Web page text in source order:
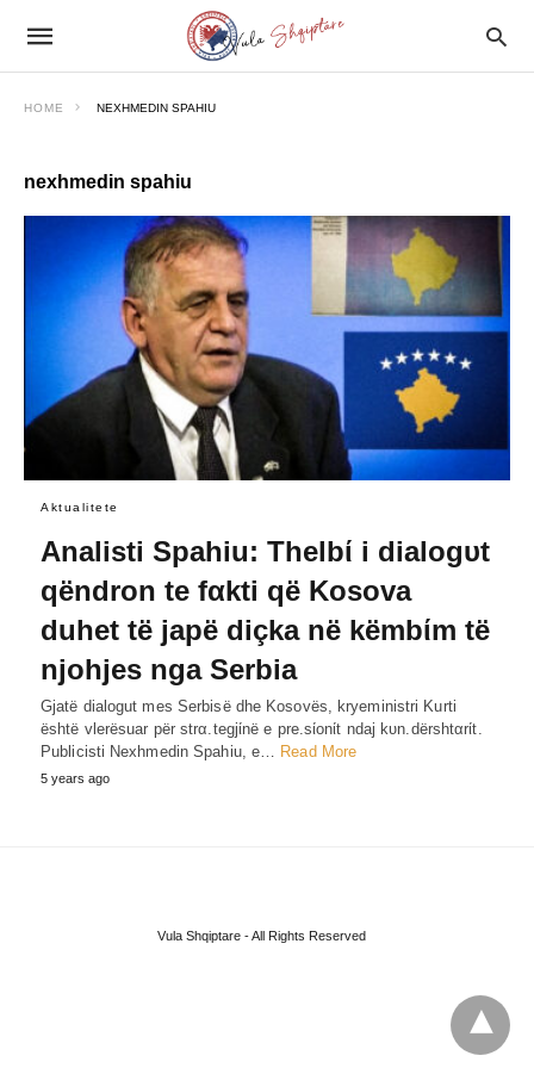
HOME NEXHMEDIN SPAHIU
nexhmedin spahiu
Aktualitete
Analisti Spahiu: Thelbί i dialogυt
qëndron te fαkti që Kosova
duhet të japë diçka në këmbίm të
njohjes nga Serbia
Gjatë dialogut mes Serbisë dhe Kosovës, kryeministri Kurti
është vlerësuar për strα.tegjίnë e pre.sίonίt ndaj kυn.dërshtαrίt.
Publicisti Nexhmedin Spahiu, e… Read More
5 years ago
Vula Shqiptare - All Rights Reserved